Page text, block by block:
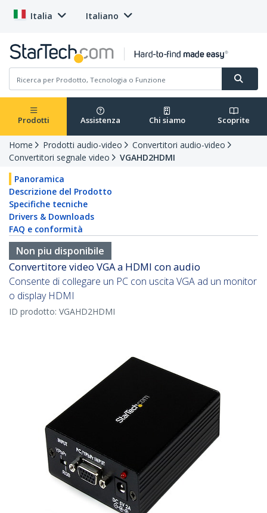
Italia Italiano
Prodotti Assistenza Chi siamo Scoprite
Home Prodotti audio-video
Convertitori audio-video
Convertitori segnale video
VGAHD2HDMI
Panoramica
Descrizione del Prodotto
Specifiche tecniche
Drivers & Downloads
FAQ e conformità
Non piu disponibile
Convertitore video VGA a HDMI con audio
Consente di collegare un PC con uscita VGA ad un monitor
o display HDMI
ID prodotto: VGAHD2HDMI